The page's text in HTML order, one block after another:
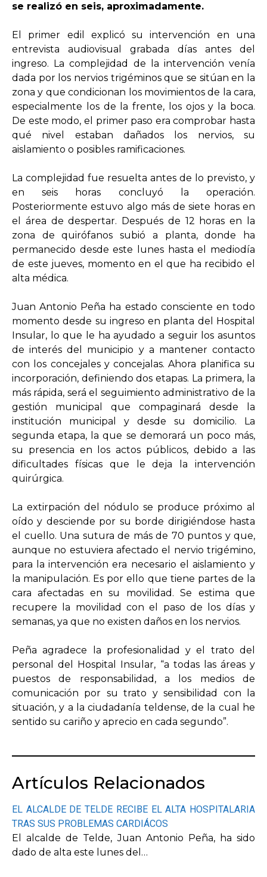
se realizó en seis, aproximadamente.
El primer edil explicó su intervención en una
entrevista audiovisual grabada días antes del
ingreso. La complejidad de la intervención venía
dada por los nervios trigéminos que se sitúan en la
zona y que condicionan los movimientos de la cara,
especialmente los de la frente, los ojos y la boca.
De este modo, el primer paso era comprobar hasta
qué nivel estaban dañados los nervios, su
aislamiento o posibles ramificaciones.
La complejidad fue resuelta antes de lo previsto, y
en seis horas concluyó la operación.
Posteriormente estuvo algo más de siete horas en
el área de despertar. Después de 12 horas en la
zona de quirófanos subió a planta, donde ha
permanecido desde este lunes hasta el mediodía
de este jueves, momento en el que ha recibido el
alta médica.
Juan Antonio Peña ha estado consciente en todo
momento desde su ingreso en planta del Hospital
Insular, lo que le ha ayudado a seguir los asuntos
de interés del municipio y a mantener contacto
con los concejales y concejalas. Ahora planifica su
incorporación, definiendo dos etapas. La primera, la
más rápida, será el seguimiento administrativo de la
gestión municipal que compaginará desde la
institución municipal y desde su domicilio. La
segunda etapa, la que se demorará un poco más,
su presencia en los actos públicos, debido a las
dificultades físicas que le deja la intervención
quirúrgica.
La extirpación del nódulo se produce próximo al
oído y desciende por su borde dirigiéndose hasta
el cuello. Una sutura de más de 70 puntos y que,
aunque no estuviera afectado el nervio trigémino,
para la intervención era necesario el aislamiento y
la manipulación. Es por ello que tiene partes de la
cara afectadas en su movilidad. Se estima que
recupere la movilidad con el paso de los días y
semanas, ya que no existen daños en los nervios.
Peña agradece la profesionalidad y el trato del
personal del Hospital Insular, “a todas las áreas y
puestos de responsabilidad, a los medios de
comunicación por su trato y sensibilidad con la
situación, y a la ciudadanía teldense, de la cual he
sentido su cariño y aprecio en cada segundo”.
Artículos Relacionados
EL ALCALDE DE TELDE RECIBE EL ALTA HOSPITALARIA
TRAS SUS PROBLEMAS CARDIÁCOS
El alcalde de Telde, Juan Antonio Peña, ha sido
dado de alta este lunes del…